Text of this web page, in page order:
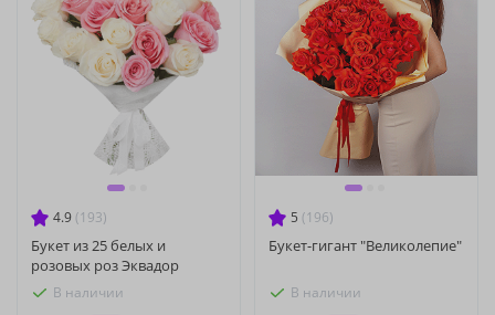
4.9 (193)
Букет из 25 белых и
розовых роз Эквадор
В наличии
5 (196)
Букет-гигант "Великолепие"
В наличии